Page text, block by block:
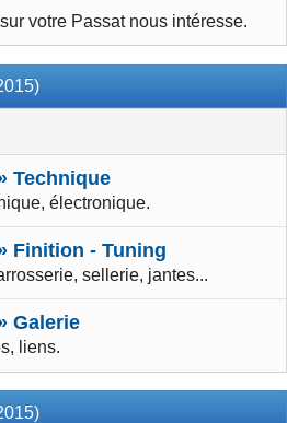
votre Passat nous intéresse.
Technique
électronique.
Finition - Tuning
sellerie, jantes...
Galerie
liens.